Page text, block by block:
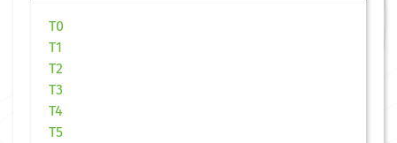
T0
T1
T2
T3
T4
T5